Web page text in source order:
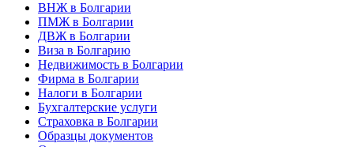
ВНЖ в Болгарии
ПМЖ в Болгарии
ДВЖ в Болгарии
Виза в Болгарию
Недвижимость в Болгарии
Фирма в Болгарии
Налоги в Болгарии
Бухгалтерские услуги
Страховка в Болгарии
Образцы документов